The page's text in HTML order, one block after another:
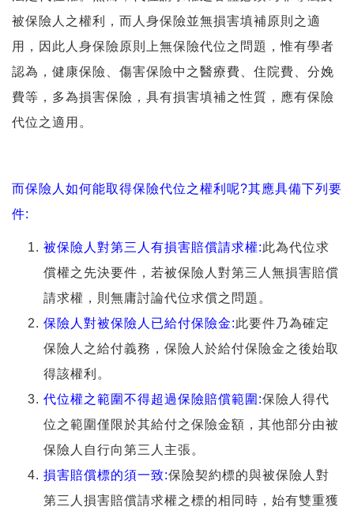
被保險人之權利，而人身保險並無損害填補原則之適
用，因此人身保險原則上無保險代位之問題，惟有學者
認為，健康保險、傷害保險中之醫療費、住院費、分娩
費等，多為損害保險，具有損害填補之性質，應有保險
代位之適用。
而保險人如何能取得保險代位之權利呢?其應具備下列要
件:
被保險人對第三人有損害賠償請求權:此為代位求
償權之先決要件，若被保險人對第三人無損害賠償
請求權，則無庸討論代位求償之問題。
保險人對被保險人已給付保險金:此要件乃為確定
保險人之給付義務，保險人於給付保險金之後始取
得該權利。
代位權之範圍不得超過保險賠償範圍:保險人得代
位之範圍僅限於其給付之保險金額，其他部分由被
保險人自行向第三人主張。
損害賠償標的須一致:保險契約標的與被保險人對
第三人損害賠償請求權之標的相同時，始有雙重獲